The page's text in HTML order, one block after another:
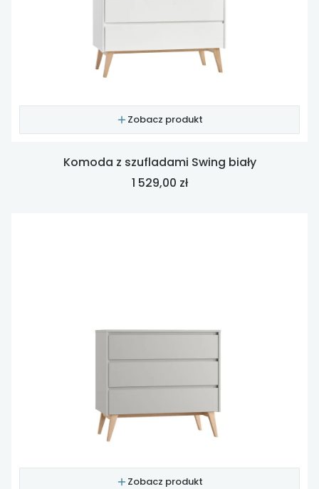
Zobacz produkt
Komoda z szufladami Swing biały
Cena
1 529,00 zł
Zobacz produkt